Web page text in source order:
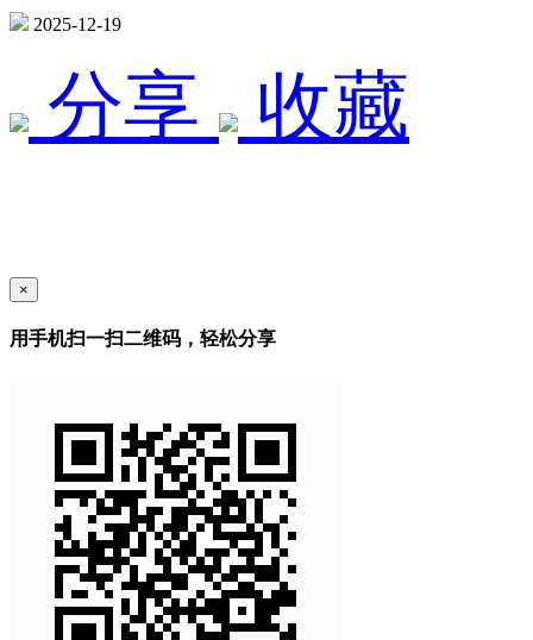
2025-12-19
分享 收藏
×
用手机扫一扫二维码，轻松分享